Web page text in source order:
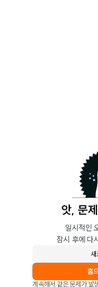
앗, 문
일시적인
잠시 후에 다
홈
계속해서 같은 문제가 발